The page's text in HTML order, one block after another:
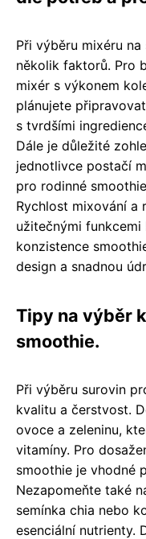
Při výběru mixéru
několik faktorů. Pro
mixér s výkonem
plánujete
s tvrdšími
Dále je důležité
jednotlivce postačí
pro rodinné
Rychlost mixování a
užitečnými
konzistence
design a snadnou
Tipy na výběr
smoothie.
Při výběru surovin
kvalitu a čerstvost.
ovoce a zeleninu,
vitamíny. Pro
smoothie je vhodné
Nezapomeňte také
semínka chia nebo
esenciální nutrienty.